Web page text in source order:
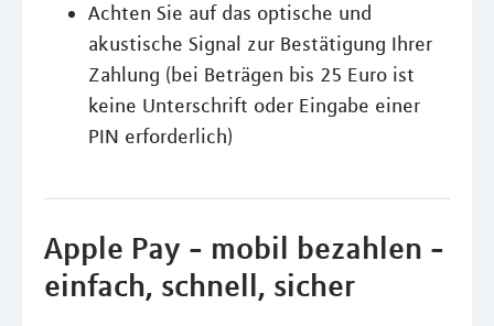
Achten Sie auf das optische und
akustische Signal zur Bestätigung Ihrer
Zahlung (bei Beträgen bis 25 Euro ist
keine Unterschrift oder Eingabe einer
PIN erforderlich)
Apple Pay - mobil bezahlen -
einfach, schnell, sicher